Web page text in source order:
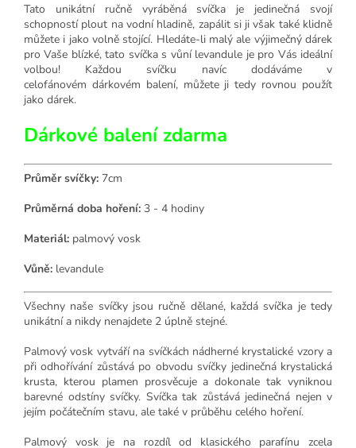
Tato unikátní ručně vyráběná svíčka je jedinečná svojí
schopností plout na vodní hladině, zapálit si ji však také klidně
můžete i jako volně stojící. Hledáte-li malý ale výjimečný dárek
pro Vaše blízké, tato svíčka s vůní levandule je pro Vás ideální
volbou! Každou svíčku navíc dodáváme v
celofánovém dárkovém balení, můžete ji tedy rovnou použít
jako dárek.
Dárkové balení zdarma
Průměr svíčky: 7cm
Průměrná doba hoření: 3 - 4 hodiny
Materiál: palmový vosk
Vůně: levandule
Všechny naše svíčky jsou ručně dělané, každá svíčka je tedy
unikátní a nikdy nenajdete 2 úplně stejné.
Palmový vosk vytváří na svíčkách nádherné krystalické vzory a
při odhořívání zůstává po obvodu svíčky jedinečná krystalická
krusta, kterou plamen prosvěcuje a dokonale tak vyniknou
barevné odstíny svíčky. Svíčka tak zůstává jedinečná nejen v
jejím počátečním stavu, ale také v průběhu celého hoření.
Palmový vosk je na rozdíl od klasického parafínu zcela